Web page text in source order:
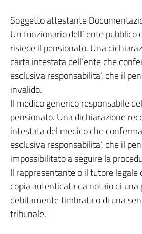
Soggetto attestante
Un funzionario dell’ ente pubblico
risiede il pensionato. Una
carta intestata dell’ente che
esclusiva responsabilita’, che il
invalido.
Il medico generico responsabile
pensionato. Una dichiarazione
intestata del medico che
esclusiva responsabilita’, che il
impossibilitato a seguire la
Il rappresentante o il tutore legale
copia autenticata da notaio di
debitamente timbrata o di una
tribunale.